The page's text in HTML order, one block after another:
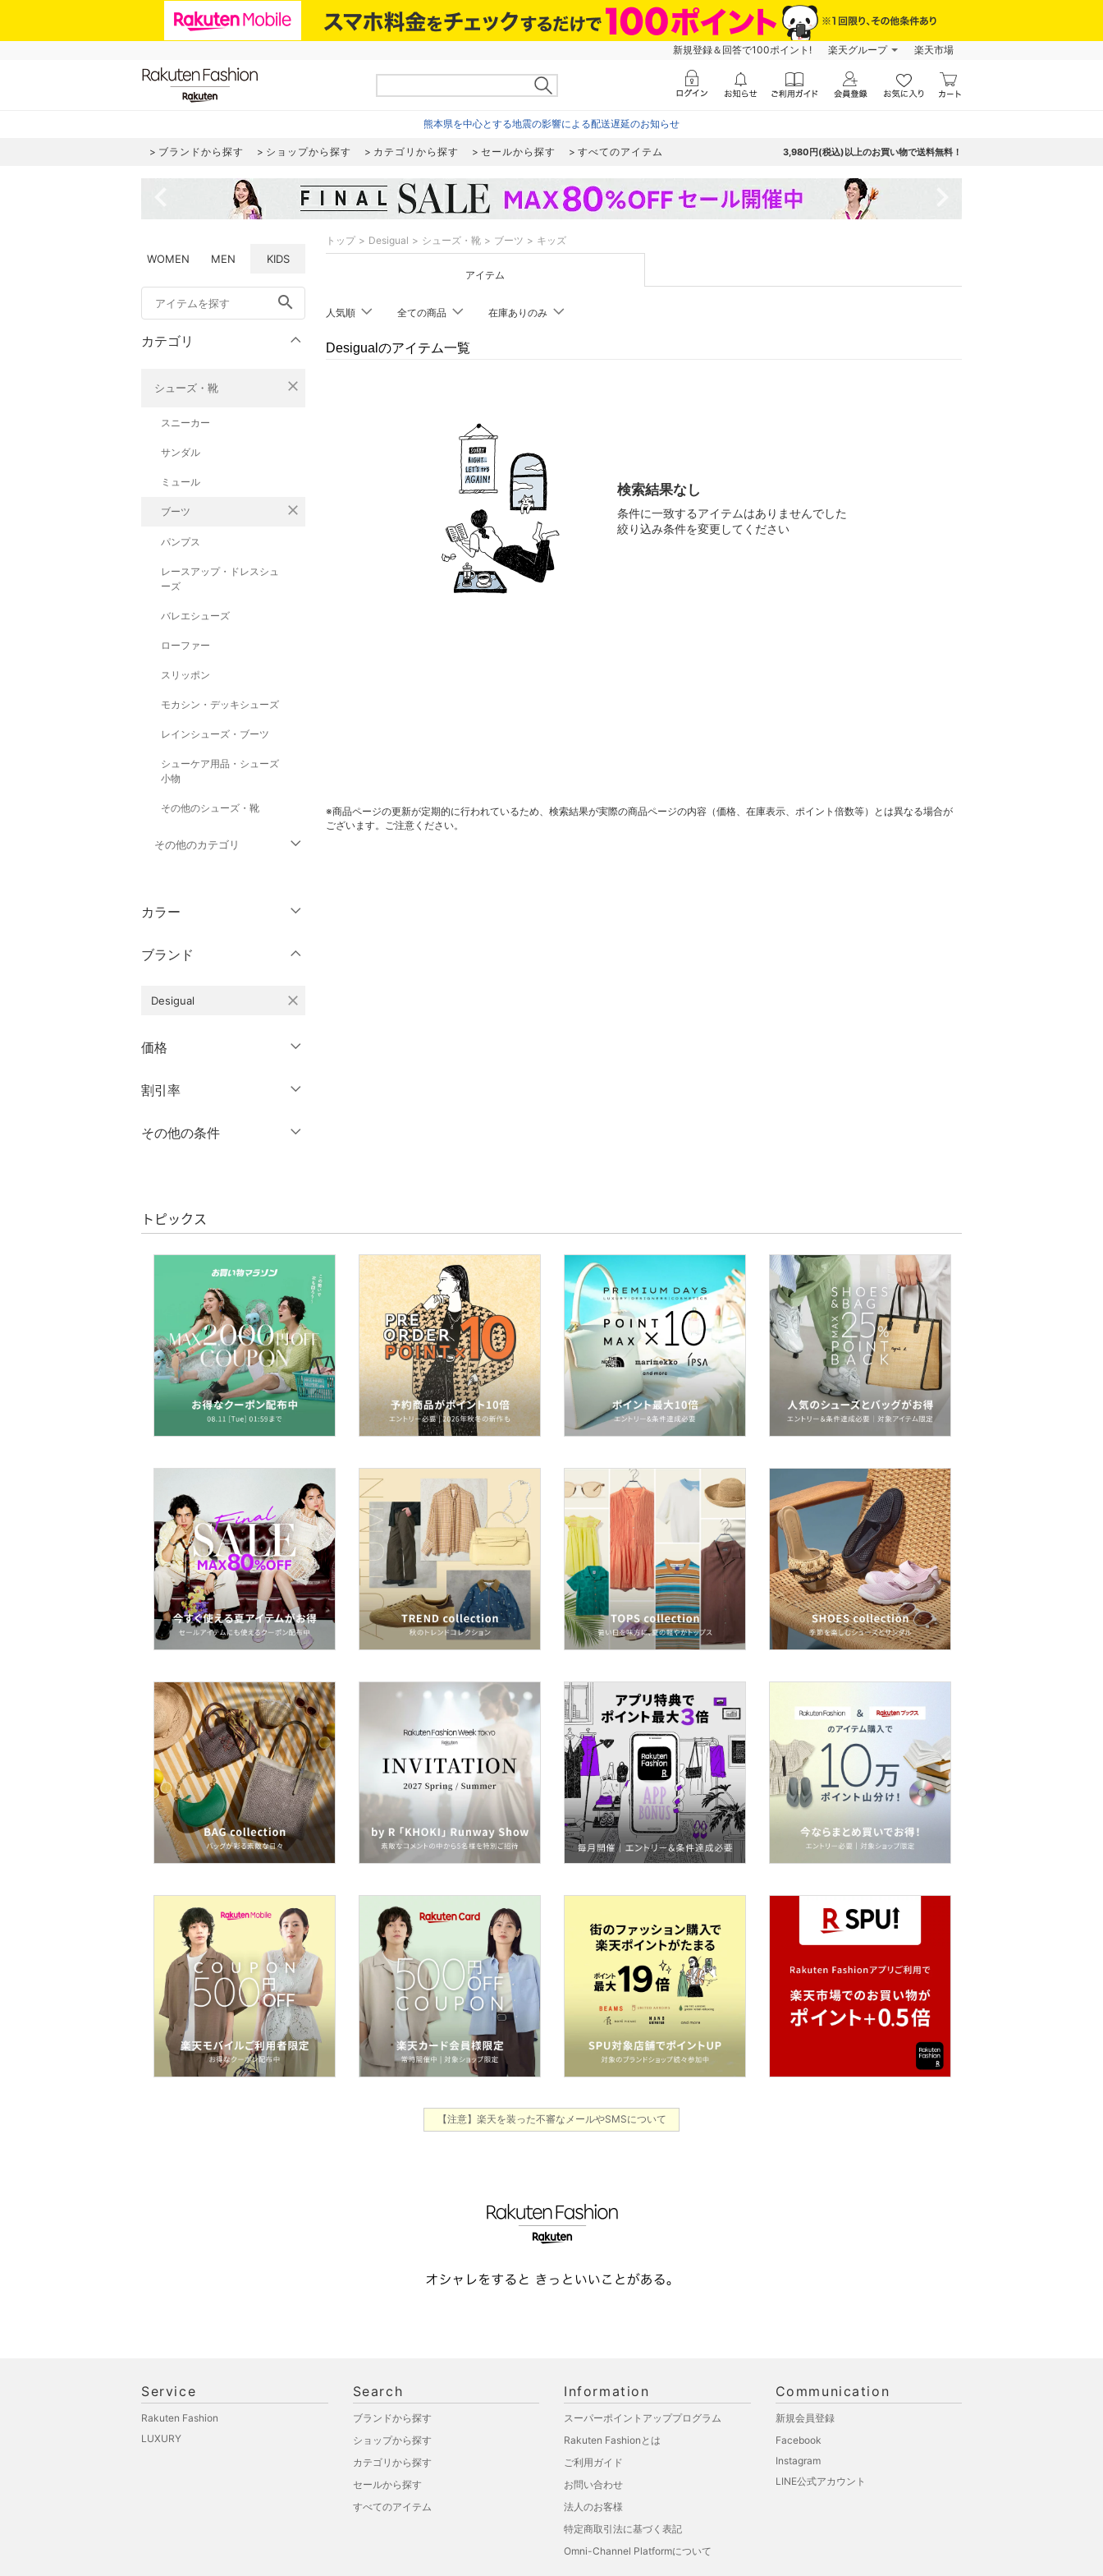
新規登録＆回答で100ポイント! 楽天グループ 楽天市場
熊本県を中心とする地震の影響による配送遅延のお知らせ
ブランドから探す ショップから探す カテゴリから探す セールから探す すべてのアイテム 3,980円(税込)以上のお買い物で送料無料！
WOMEN MEN KIDS
search
カテゴリ
シューズ・靴 close
スニーカー
サンダル
ミュール
ブーツ close
パンプス
レースアップ・ドレスシュ
ーズ
バレエシューズ
ローファー
スリッポン
モカシン・デッキシューズ
レインシューズ・ブーツ
シューケア用品・シューズ
小物
その他のシューズ・靴
その他のカテゴリ
パンツ
ワンピース・ドレス
スカート
ーオール
バッグ
アクセサリー・腕時計
財布・ポーチ・ケース
帽子
ヘアアクセサリー
マタニティウェア・ベビ
スーツ・フォーマル
水着・スイムグッズ
着物・浴衣・和装小物
スキンケア
ボディケア・オーラルケ
ヘアケア
食器・調理器具・キッチ
ン用品
インテリア・生活雑貨
スマホグッズ・オーディ
オ機器
文房具
福袋・ギフト・その他
カラー
クリア
ブランド
Desigual close
価格
絞り込み
割引率
％OFF～ ％OFF
その他の条件
クリア 絞り込み
トップ Desigual シューズ・靴 ブーツ キッズ
アイテム
人気順 全ての商品 在庫ありのみ
Desigualのアイテム一覧
検索結果なし
条件に一致するアイテムはありませんでした
絞り込み条件を変更してください
※商品ページの更新が定期的に行われているため、検索結果が実際の商品ページの内容（価格、在庫表示、ポイント倍数等）とは異なる場合が
ございます。ご注意ください。
トピックス
【注意】楽天を装った不審なメールやSMSについて
Service
Rakuten Fashion
LUXURY
Search
ブランドから探す
ショップから探す
カテゴリから探す
セールから探す
すべてのアイテム
Information
スーパーポイントアッププログラム
Rakuten Fashionとは
ご利用ガイド
お問い合わせ
法人のお客様
特定商取引法に基づく表記
Omni-Channel Platformについて
Communication
新規会員登録
Facebook
Instagram
LINE公式アカウント